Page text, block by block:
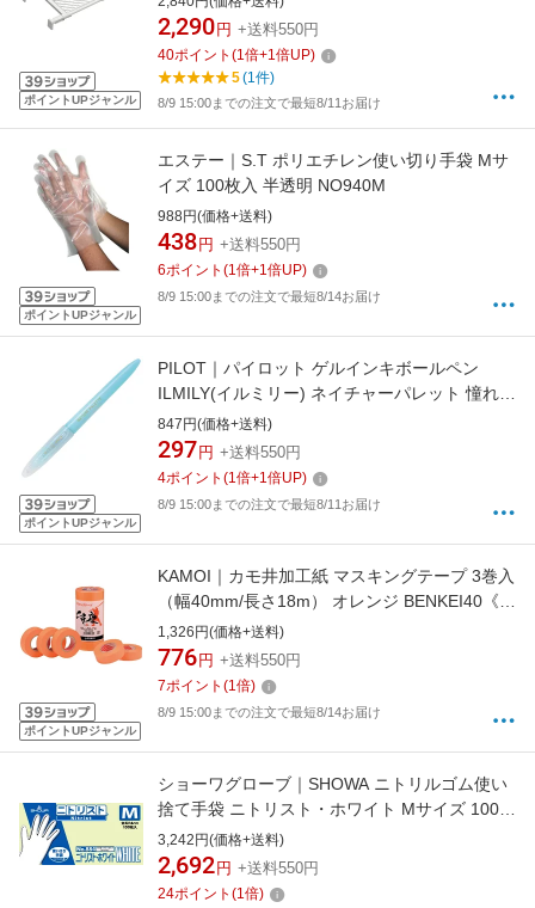
ポイントUPジャンル
2,290 円 +送料550円
40ポイント (1倍+1倍UP)
5(1件)
8/9 15:00までの注文で最短8/11お届け
ポイントUPジャンル
エステー｜S.T ポリエチレン使い切り手袋 Mサ
イズ 100枚入 半透明 NO940M
988円(価格+送料)
438 円 +送料550円
6ポイント (1倍+1倍UP)
8/9 15:00までの注文で最短8/14お届け
ポイントUPジャンル
PILOT｜パイロット ゲルインキボールペン
ILMILY(イルミリー) ネイチャーパレット 憧れの
海 LILNP-110-NP03 [1.0mm]
847円(価格+送料)
297 円 +送料550円
4ポイント (1倍+1倍UP)
8/9 15:00までの注文で最短8/11お届け
ポイントUPジャンル
KAMOI｜カモ井加工紙 マスキングテープ 3巻入
（幅40mm/長さ18m） オレンジ BENKEI40《※
画像はイメージです。実際の商品とは異なりま
す》
1,326円(価格+送料)
776 円 +送料550円
7ポイント (1倍)
8/9 15:00までの注文で最短8/14お届け
ショーワグローブ｜SHOWA ニトリルゴム使い
捨て手袋 ニトリスト・ホワイト Mサイズ 100枚
白 NO884-M
3,242円(価格+送料)
2,692 円 +送料550円
24ポイント (1倍)